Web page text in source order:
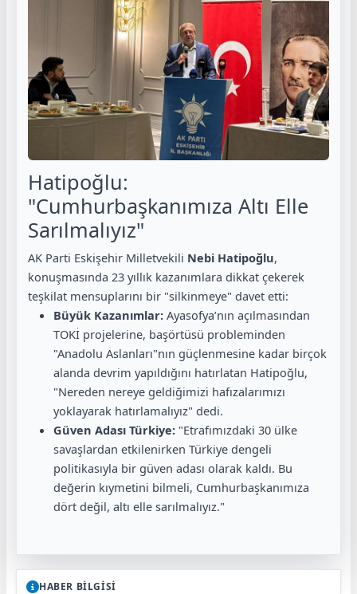
Hatipoğlu:
"Cumhurbaşkanımıza Altı Elle
Sarılmalıyız"
AK Parti Eskişehir Milletvekili Nebi Hatipoğlu,
konuşmasında 23 yıllık kazanımlara dikkat çekerek
teşkilat mensuplarını bir "silkinmeye" davet etti:
Büyük Kazanımlar: Ayasofya’nın açılmasından
TOKİ projelerine, başörtüsü probleminden
"Anadolu Aslanları"nın güçlenmesine kadar birçok
alanda devrim yapıldığını hatırlatan Hatipoğlu,
"Nereden nereye geldiğimizi hafızalarımızı
yoklayarak hatırlamalıyız" dedi.
Güven Adası Türkiye: "Etrafımızdaki 30 ülke
savaşlardan etkilenirken Türkiye dengeli
politikasıyla bir güven adası olarak kaldı. Bu
değerin kıymetini bilmeli, Cumhurbaşkanımıza
dört değil, altı elle sarılmalıyız."
HABER BİLGİSİ